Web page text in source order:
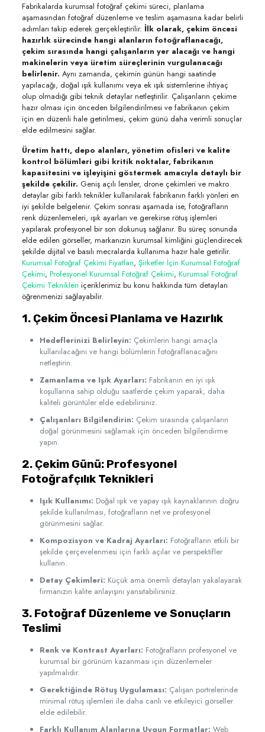
Fabrikalarda kurumsal fotoğraf çekimi süreci, planlama
aşamasından fotoğraf düzenleme ve teslim aşamasına kadar belirli
adımları takip ederek gerçekleştirilir. İlk olarak, çekim öncesi
hazırlık sürecinde hangi alanların fotoğraflanacağı,
çekim sırasında hangi çalışanların yer alacağı ve hangi
makinelerin veya üretim süreçlerinin vurgulanacağı
belirlenir. Aynı zamanda, çekimin günün hangi saatinde
yapılacağı, doğal ışık kullanımı veya ek ışık sistemlerine ihtiyaç
olup olmadığı gibi teknik detaylar netleştirilir. Çalışanların çekime
hazır olması için önceden bilgilendirilmesi ve fabrikanın çekim
için en düzenli hale getirilmesi, çekim günü daha verimli sonuçlar
elde edilmesini sağlar.
Üretim hattı, depo alanları, yönetim ofisleri ve kalite
kontrol bölümleri gibi kritik noktalar, fabrikanın
kapasitesini ve işleyişini göstermek amacıyla detaylı bir
şekilde çekilir. Geniş açılı lensler, drone çekimleri ve makro
detaylar gibi farklı teknikler kullanılarak fabrikanın farklı yönleri en
iyi şekilde belgelenir. Çekim sonrası aşamada ise, fotoğrafların
renk düzenlemeleri, ışık ayarları ve gerekirse rötuş işlemleri
yapılarak profesyonel bir son dokunuş sağlanır. Bu süreç sonunda
elde edilen görseller, markanızın kurumsal kimliğini güçlendirecek
şekilde dijital ve basılı mecralarda kullanıma hazır hale getirilir.
Kurumsal Fotoğraf Çekimi Fiyatları, Şirketler İçin Kurumsal Fotoğraf
Çekimi, Profesyonel Kurumsal Fotoğraf Çekimi, Kurumsal Fotoğraf
Çekimi Teknikleriiçeriklerimiz bu konu hakkında tüm detayları
öğrenmenizi sağlayabilir.
1. Çekim Öncesi Planlama ve Hazırlık
Hedeflerinizi Belirleyin: Çekimlerin hangi amaçla
kullanılacağını ve hangi bölümlerin fotoğraflanacağını
netleştirin.
Zamanlama ve Işık Ayarları: Fabrikanın en iyi ışık
koşullarına sahip olduğu saatlerde çekim yaparak, daha
kaliteli görüntüler elde edebilirsiniz.
Çalışanları Bilgilendirin: Çekim sırasında çalışanların
doğal görünmesini sağlamak için önceden bilgilendirme
yapın.
2. Çekim Günü: Profesyonel
Fotoğrafçılık Teknikleri
Işık Kullanımı: Doğal ışık ve yapay ışık kaynaklarının doğru
şekilde kullanılması, fotoğrafların net ve profesyonel
görünmesini sağlar.
Kompozisyon ve Kadraj Ayarları: Fotoğrafların etkili bir
şekilde çerçevelenmesi için farklı açılar ve perspektifler
kullanın.
Detay Çekimleri: Küçük ama önemli detayları yakalayarak
firmanızın kalite anlayışını yansıtabilirsiniz.
3. Fotoğraf Düzenleme ve Sonuçların
Teslimi
Renk ve Kontrast Ayarları: Fotoğrafların profesyonel ve
kurumsal bir görünüm kazanması için düzenlemeler
yapılmalıdır.
Gerektiğinde Rötuş Uygulaması: Çalışan portrelerinde
minimal rötuş işlemleri ile daha canlı ve etkileyici görseller
elde edilebilir.
Farklı Kullanım Alanlarına Uygun Formatlar: Web